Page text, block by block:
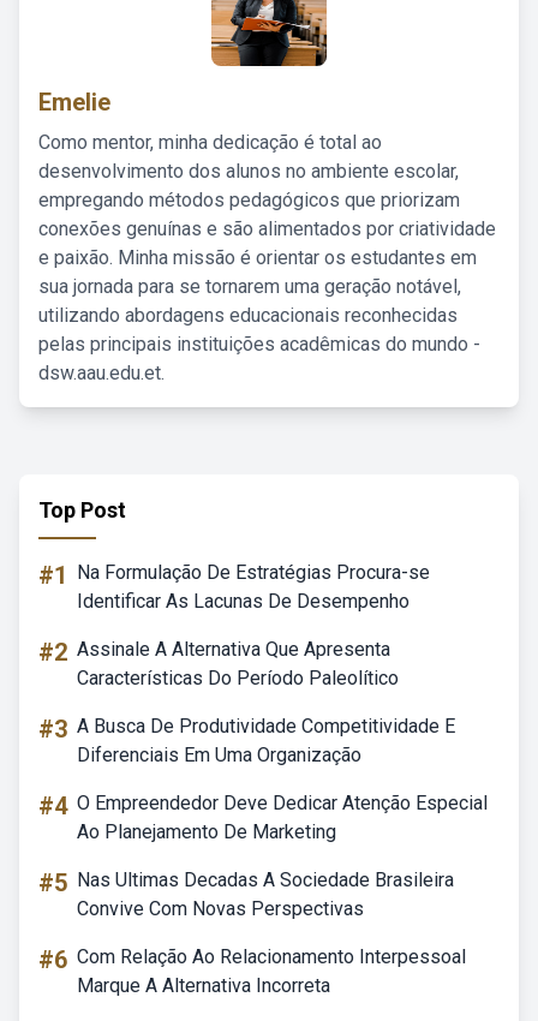
Emelie
Como mentor, minha dedicação é total ao
desenvolvimento dos alunos no ambiente escolar,
empregando métodos pedagógicos que priorizam
conexões genuínas e são alimentados por criatividade
e paixão. Minha missão é orientar os estudantes em
sua jornada para se tornarem uma geração notável,
utilizando abordagens educacionais reconhecidas
pelas principais instituições acadêmicas do mundo -
dsw.aau.edu.et.
Top Post
#1
Na Formulação De Estratégias Procura-se
Identificar As Lacunas De Desempenho
#2 Assinale A Alternativa Que Apresenta
Características Do Período Paleolítico
#3 A Busca De Produtividade Competitividade E
Diferenciais Em Uma Organização
#4 O Empreendedor Deve Dedicar Atenção Especial
Ao Planejamento De Marketing
#5 Nas Ultimas Decadas A Sociedade Brasileira
Convive Com Novas Perspectivas
#6 Com Relação Ao Relacionamento Interpessoal
Marque A Alternativa Incorreta